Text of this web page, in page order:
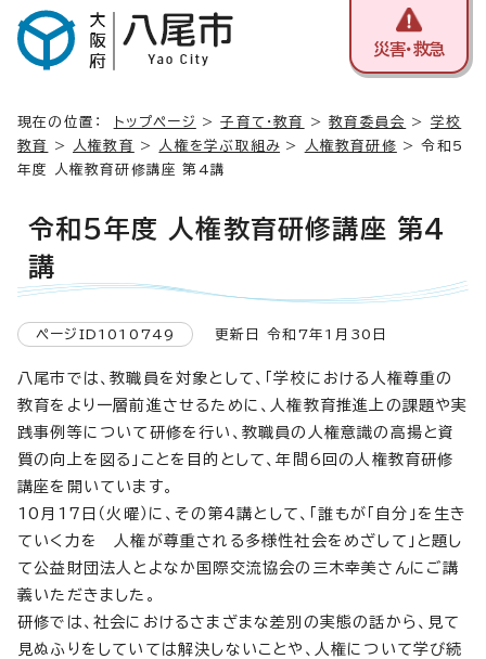
災害・救急
現在の位置： トップページ >子育て・教育 >教育委員会 > 学校
教育
> 人権教育 > 人権を学ぶ取組み > 人権教育研修 > 令和5
年度 人権教育研修講座 第4講
令和5年度 人権教育研修講座 第4
講
ページID1010749 更新日 令和7年1月30日
八尾市では、教職員を対象として、「学校における人権尊重の
教育をより一層前進させるために、人権教育推進上の課題や実
践事例等について研修を行い、教職員の人権意識の高揚と資
質の向上を図る」ことを目的として、年間6回の人権教育研修
講座を開いています。
10月17日（火曜）に、その第4講として、「誰もが「自分」を生き
ていく力を 人権が尊重される多様性社会をめざして」と題し
て公益財団法人とよなか国際交流協会の三木幸美さんにご講
義いただきました。
研修では、社会におけるさまざまな差別の実態の話から、見て
見ぬふりをしていては解決しないことや、人権について学び続